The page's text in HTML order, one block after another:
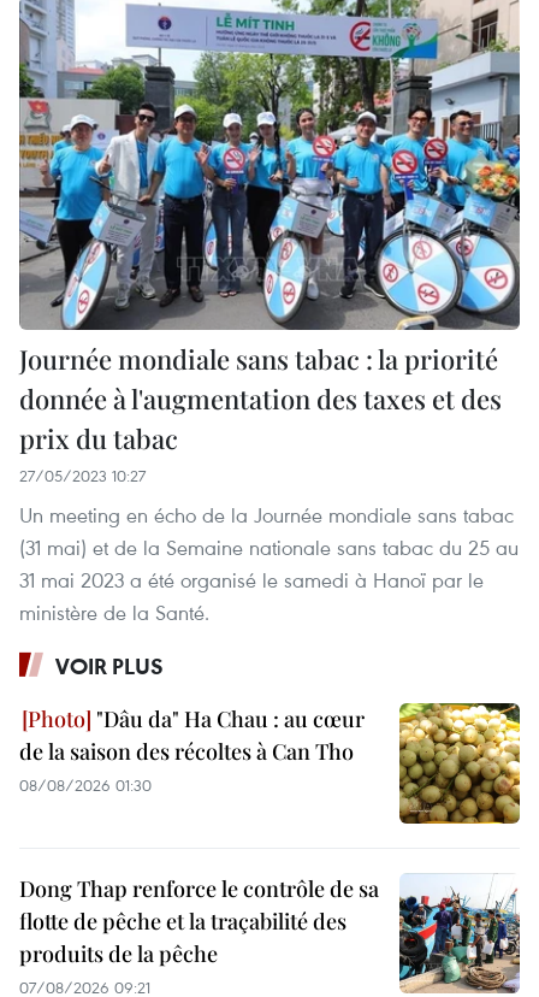
Journée mondiale sans tabac : la priorité
donnée à l'augmentation des taxes et des
prix du tabac
27/05/2023 10:27
Un meeting en écho de la Journée mondiale sans tabac
(31 mai) et de la Semaine nationale sans tabac du 25 au
31 mai 2023 a été organisé le samedi à Hanoï par le
ministère de la Santé.
VOIR PLUS
"Dâu da" Ha Chau : au cœur
de la saison des récoltes à Can Tho
08/08/2026 01:30
Dong Thap renforce le contrôle de sa
flotte de pêche et la traçabilité des
produits de la pêche
07/08/2026 09:21